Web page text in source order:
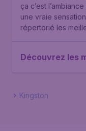
ça c’est
une vraie
répertorié les
Découvrez les
Kingston